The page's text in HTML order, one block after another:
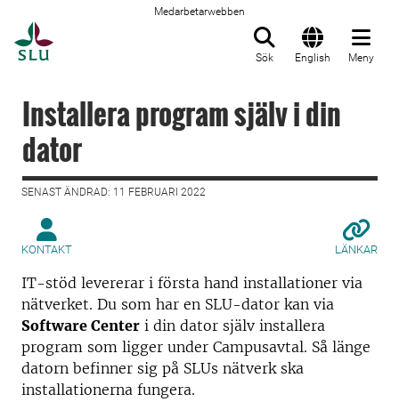
Medarbetarwebben
Sök English Meny
Installera program själv i din
dator
SENAST ÄNDRAD: 11 FEBRUARI 2022
KONTAKT LÄNKAR
IT-stöd levererar i första hand installationer via
nätverket. Du som har en SLU-dator kan via
Software Center i din dator själv installera
program som ligger under Campusavtal. Så länge
datorn befinner sig på SLUs nätverk ska
installationerna fungera.